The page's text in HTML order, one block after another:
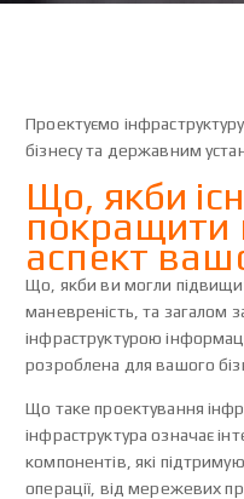
Проектуємо
бізнесу та державним
Що, якби
аспект
Що, якби ви могли
маневреність, та загалом
інфраструктурою
розроблена для вашого
Що таке проектування
інфраструктура означає
компонентів, які
операції, від мережевих